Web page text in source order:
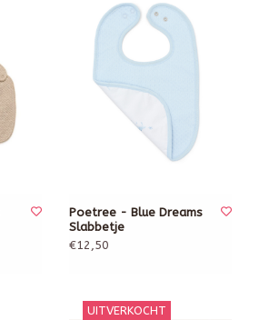
Poetree - Blue Dreams
Slabbetje
€12,50
UITVERKOCHT